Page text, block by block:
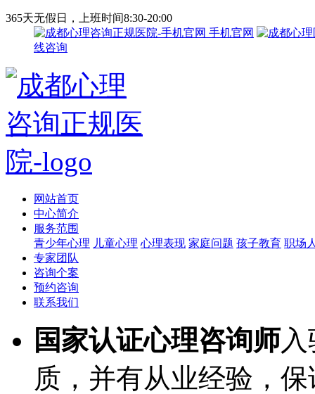
365天无假日，上班时间8:30-20:00
手机官网
线咨询
网站首页
中心简介
服务范围
青少年心理 儿童心理 心理表现 家庭问题 孩子教育 职场
专家团队
咨询个案
预约咨询
联系我们
国家认证心理咨询师
质，并有从业经验，